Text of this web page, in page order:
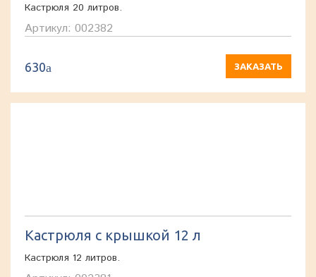
Кастрюля 20 литров.
Артикул: 002382
630a ЗАКАЗАТЬ
Кастрюля с крышкой 12 л
Кастрюля 12 литров.